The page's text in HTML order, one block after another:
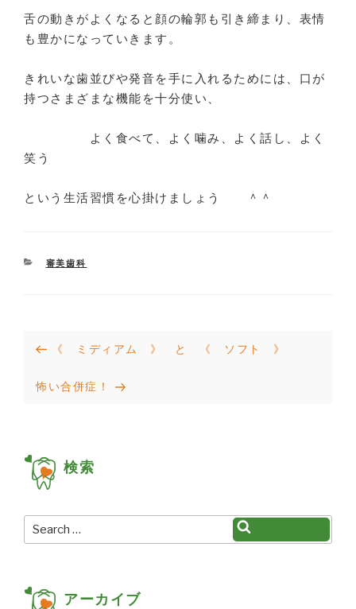
舌の動きがよくなると顔の輪郭も引き締まり、表情
も豊かになっていきます。
きれいな歯並びや発音を手に入れるためには、口が
持つさまざまな機能を十分使い、
よく食べて、よく噛み、よく話し、よく
笑う
という生活習慣を心掛けましょう ＾＾
CATEGORIES
審美歯科
投
ナ
ー
ョ
Previous
《 ミディアム 》 と 《 ソフト 》
Next
怖い合併症！
検索
Search
for:
アーカイブ